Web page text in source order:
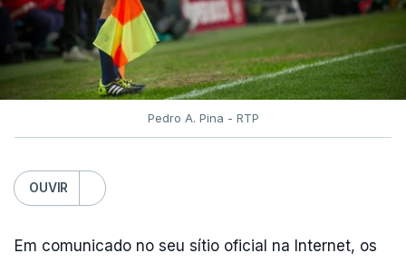
Pedro A. Pina - RTP
OUVIR
Em comunicado no seu sítio oficial na Internet, os